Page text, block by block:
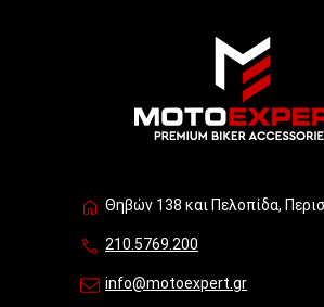
Θηβών 138 και Πελοπίδα,
210.5769.200
info@motoexpert.gr